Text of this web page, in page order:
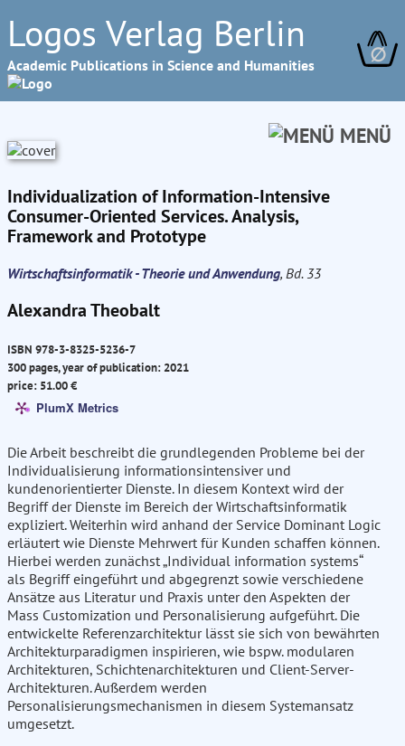
Logos Verlag Berlin
Academic Publications in Science and Humanities ∅
MENÜ
Individualization of Information-Intensive
Consumer-Oriented Services. Analysis,
Framework and Prototype
Wirtschaftsinformatik - Theorie und Anwendung, Bd. 33
Alexandra Theobalt
ISBN 978-3-8325-5236-7
300 pages, year of publication: 2021
price: 51.00 €
PlumX Metrics
Die Arbeit beschreibt die grundlegenden Probleme bei der
Individualisierung informationsintensiver und
kundenorientierter Dienste. In diesem Kontext wird der
Begriff der Dienste im Bereich der Wirtschaftsinformatik
expliziert. Weiterhin wird anhand der Service Dominant Logic
erläutert wie Dienste Mehrwert für Kunden schaffen können.
Hierbei werden zunächst „Individual information systems“
als Begriff eingeführt und abgegrenzt sowie verschiedene
Ansätze aus Literatur und Praxis unter den Aspekten der
Mass Customization und Personalisierung aufgeführt. Die
entwickelte Referenzarchitektur lässt sie sich von bewährten
Architekturparadigmen inspirieren, wie bspw. modularen
Architekturen, Schichtenarchitekturen und Client-Server-
Architekturen. Außerdem werden
Personalisierungsmechanismen in diesem Systemansatz
umgesetzt.